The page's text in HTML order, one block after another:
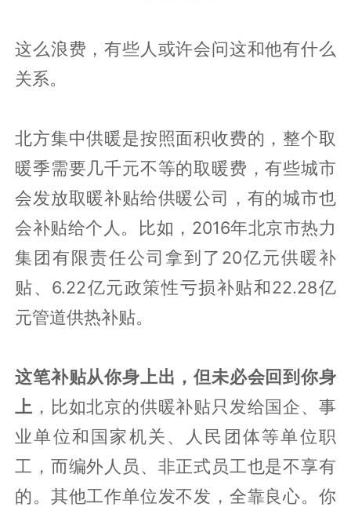
这么浪费，有些人或许会问这和他有什么
关系。
北方集中供暖是按照面积收费的，整个取
暖季需要几千元不等的取暖费，有些城市
会发放取暖补贴给供暖公司，有的城市也
会补贴给个人。比如，2016年北京市热力
集团有限责任公司拿到了20亿元供暖补
贴、6.22亿元政策性亏损补贴和22.28亿
元管道供热补贴。
这笔补贴从你身上出，但未必会回到你身
上 ，比如北京的供暖补贴只发给国企、事
业单位和国家机关、人民团体等单位职
工，而编外人员、非正式员工也是不享有
的。其他工作单位发不发，全靠良心。你